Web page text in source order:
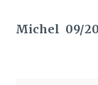
Michel 09/